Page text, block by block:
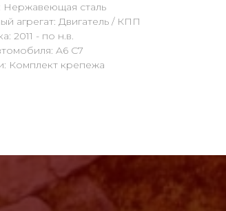
Нержавеющая сталь
агрегат: Двигатель / КПП
2011 - по н.в.
A6 C7
Комплект крепежа